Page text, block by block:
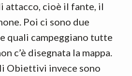
attacco, cioè il fante, il
Poi ci sono due
quali campeggiano tutte
c’è disegnata la mappa.
Obiettivi invece sono